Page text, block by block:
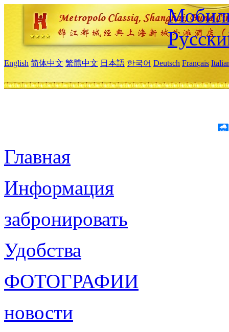
English 简体中文 繁體中文 日本語 한국어 Deutsch Français
Главная
Информация
забронировать
Удобства
ФОТОГРАФИИ
новости